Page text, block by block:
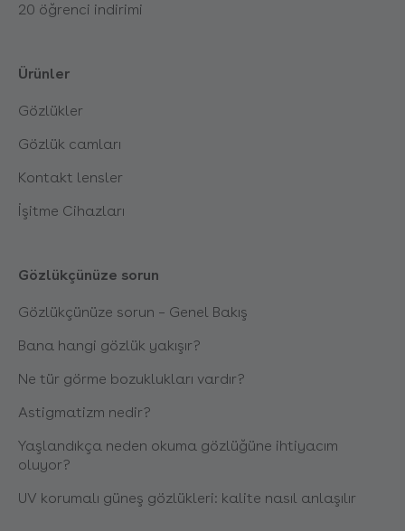
20 öğrenci indirimi
Ürünler
Gözlükler
Gözlük camları
Kontakt lensler
İşitme Cihazları
Gözlükçünüze sorun
Gözlükçünüze sorun – Genel Bakış
Bana hangi gözlük yakışır?
Ne tür görme bozuklukları vardır?
Astigmatizm nedir?
Yaşlandıkça neden okuma gözlüğüne ihtiyacım
oluyor?
UV korumalı güneş gözlükleri: kalite nasıl anlaşılır